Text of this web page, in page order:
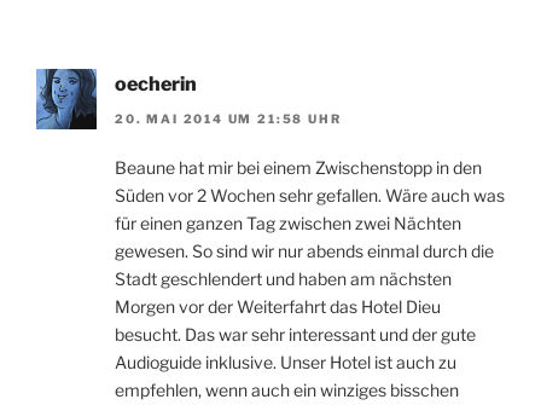
oecherin
20. MAI 2014 UM 21:58 UHR
Beaune hat mir bei einem Zwischenstopp in den
Süden vor 2 Wochen sehr gefallen. Wäre auch was
für einen ganzen Tag zwischen zwei Nächten
gewesen. So sind wir nur abends einmal durch die
Stadt geschlendert und haben am nächsten
Morgen vor der Weiterfahrt das Hotel Dieu
besucht. Das war sehr interessant und der gute
Audioguide inklusive. Unser Hotel ist auch zu
empfehlen, wenn auch ein winziges bisschen